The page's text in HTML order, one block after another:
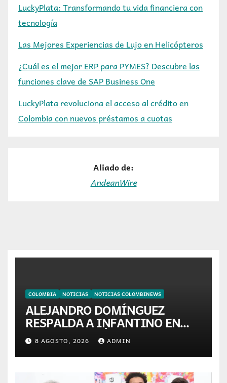
LuckyPlata: Transformando tu vida financiera con
tecnología
Las Mejores Experiencias de Lujo en Helicópteros
¿Cuál es el mejor ERP para PYMES? Descubre las
funciones clave de SAP Business One
LuckyPlata revoluciona el acceso al crédito en
Colombia con nuevos préstamos a cuotas
Aliado de:
AndeanWire
COLOMBIA NOTICIAS NOTICIAS COLOMBINEWS
ALEJANDRO DOMÍNGUEZ
RESPALDA A INFANTINO EN
CALI: «ES EL LÍDER DE LA
TRANSFORMACIÓN DEL
FÚTBOL»
8 AGOSTO, 2026 ADMIN